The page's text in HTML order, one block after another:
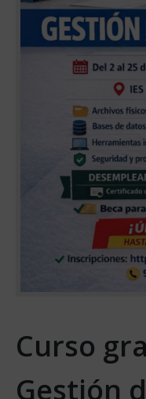
Curso
Gestión